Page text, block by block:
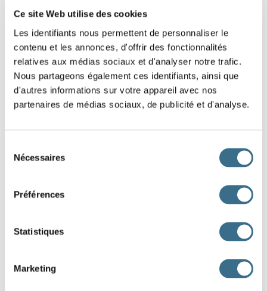
Ce site Web utilise des cookies
Les identifiants nous permettent de personnaliser le
contenu et les annonces, d'offrir des fonctionnalités
relatives aux médias sociaux et d'analyser notre trafic.
Nous partageons également ces identifiants, ainsi que
d'autres informations sur votre appareil avec nos
partenaires de médias sociaux, de publicité et d'analyse.
Nécessaires
Préférences
Statistiques
Marketing
accented.
R . . .
absent correct